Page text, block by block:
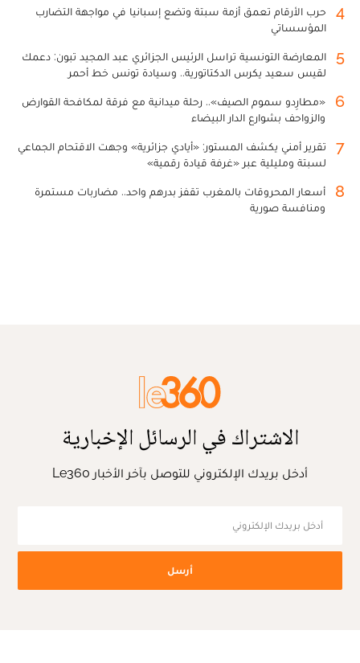
4
حرب الأرقام تعمق أزمة سبتة وتضع إسبانيا في مواجهة التضارب
المؤسساتي
5
المعارضة التونسية تراسل الرئيس الجزائري عبد المجيد تبون: دعمك
لقيس سعيد يكرس الدكتاتورية.. وسيادة تونس خط أحمر
6
«مطارِدو سموم الصيف».. رحلة ميدانية مع فرقة لمكافحة القوارض
والزواحف بشوارع الدار البيضاء
7
تقرير أمني يكشف المستور: «أيادي جزائرية» وجهت الاقتحام الجماعي
لسبتة ومليلية عبر «غرفة قيادة رقمية»
8
أسعار المحروقات بالمغرب تقفز بدرهم واحد.. مضاربات مستمرة
ومنافسة صورية
الاشتراك في الرسائل الإخبارية
أدخل بريدك الإلكتروني للتوصل بآخر الأخبار Le360
أرسل